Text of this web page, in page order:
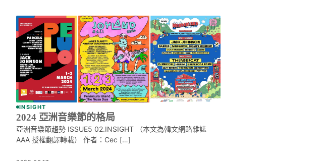
INSIGHT
2024 亞洲音樂節的格局
亞洲音樂節趨勢 ISSUE5 02.INSIGHT （本文為韓文網路雜誌
AAA 授權翻譯轉載） 作者：Cec […]